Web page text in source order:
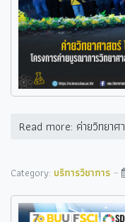
Read more: ค่ายวิทยาศ
Category: บริการวิชาการ